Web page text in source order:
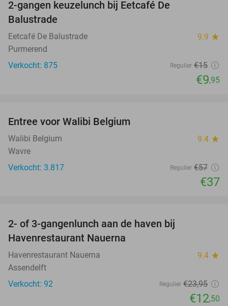
2-gangen keuzelunch bij Eetcafé De
Balustrade
Eetcafé De Balustrade 9.9 star
Purmerend
Verkocht: 875
Regulier €15
€9,95
Entree voor Walibi Belgium
Walibi Belgium 9.4 star
Wavre
Verkocht: 3.817
Regulier €57
€37
2- of 3-gangenlunch aan de haven bij
Havenrestaurant Nauerna
Havenrestaurant Nauerna 9.4 star
Assendelft
Verkocht: 92
Regulier €23,95
€12,50